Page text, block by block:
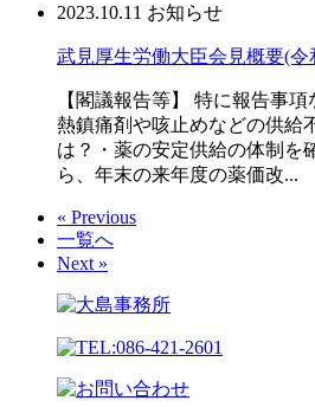
2023.10.11 お知らせ
武見厚生労働大臣会見概要(令
【閣議報告等】 特に報告事
熱鎮痛剤や咳止めなどの供給
は？・薬の安定供給の体制を
ら、年末の来年度の薬価改...
« Previous
一覧へ
Next »